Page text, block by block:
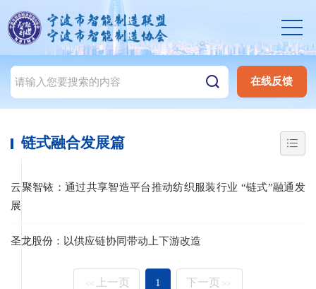
在线反馈
链式融合发展篇
云聚智铱：通过共享智造平台推动纺织服装行业 “链式”融通发
展
圣龙股份：以供应链协同带动上下游改造
<< 上一页 1 下一页 >>